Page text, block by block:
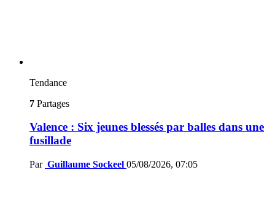
Tendance
7 Partages
Valence : Six jeunes blessés par balles dans une
fusillade
Par Guillaume Sockeel 05/08/2026, 07:05